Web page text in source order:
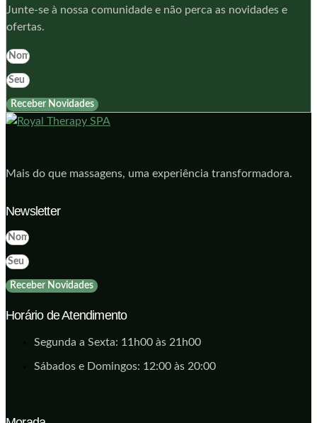
Junte-se à nossa comunidade e não perca as novidades e
ofertas.
Receber Novidades
Mais do que massagens, uma experiência transformadora.
Newsletter
Receber Novidades
Horário de Atendimento
Segunda a Sexta: 11h00 às 21h00
Sábados e Domingos: 12:00 às 20:00